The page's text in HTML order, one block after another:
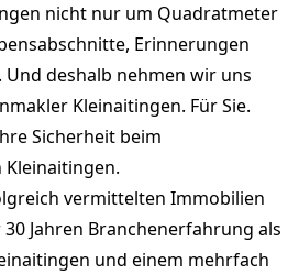
nicht nur um Quadratmeter
Erinnerungen
deshalb nehmen wir uns
Kleinaitingen. Für Sie.
Sicherheit beim
vermittelten Immobilien
Jahren Branchenerfahrung als
und einem mehrfach